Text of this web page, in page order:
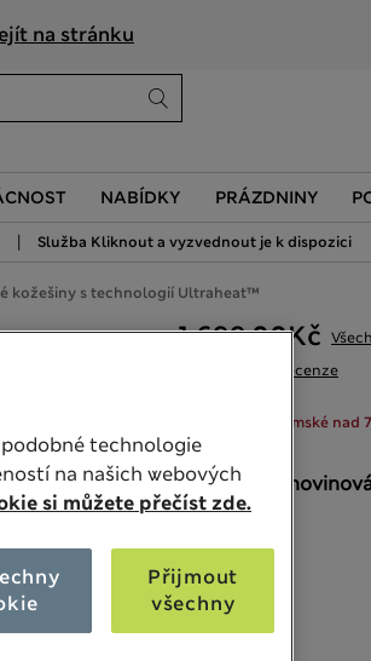
na stránku
NABÍDKY PRÁZDNINY
| Služba Kliknout a vyzvednout je k dispozici
kožešiny s technologií Ultraheat™
s 14 Recenze
1 699,00Kč
20% sleva na dámské nad
BARVA:
Vyprodáno
technologie
na našich webových
si můžete přečíst zde.
Přijmout
všechny